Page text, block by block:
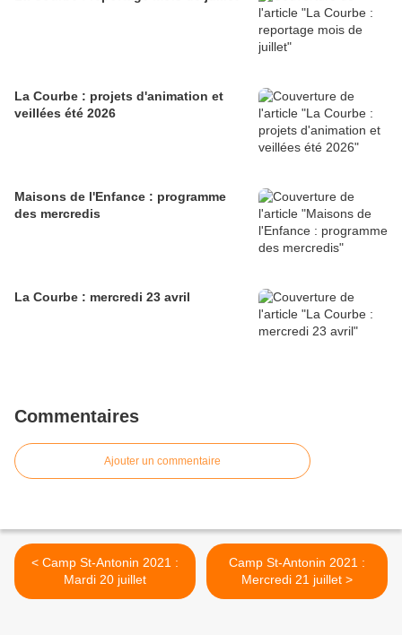
La Courbe : projets d'animation et
veillées été 2026
Maisons de l'Enfance : programme
des mercredis
La Courbe : mercredi 23 avril
Commentaires
Ajouter un commentaire
< Camp St-Antonin 2021 :
Mardi 20 juillet
Camp St-Antonin 2021 :
Mercredi 21 juillet >